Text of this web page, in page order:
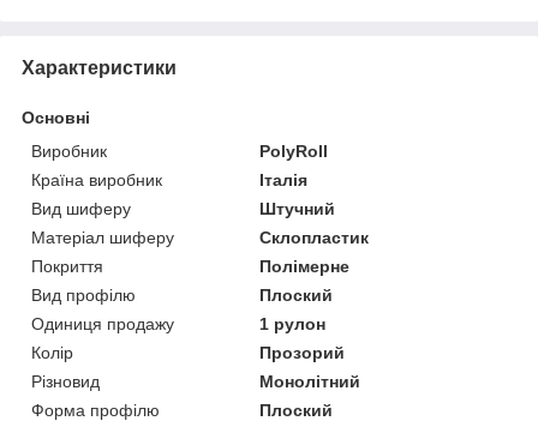
Характеристики
Основні
Виробник
PolyRoll
Країна виробник
Італія
Вид шиферу
Штучний
Матеріал шиферу
Склопластик
Покриття
Полімерне
Вид профілю
Плоский
Одиниця продажу
1 рулон
Колір
Прозорий
Різновид
Монолітний
Форма профілю
Плоский